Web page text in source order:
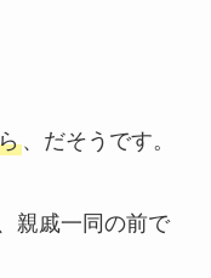
、だそうです。
親戚一同の前で